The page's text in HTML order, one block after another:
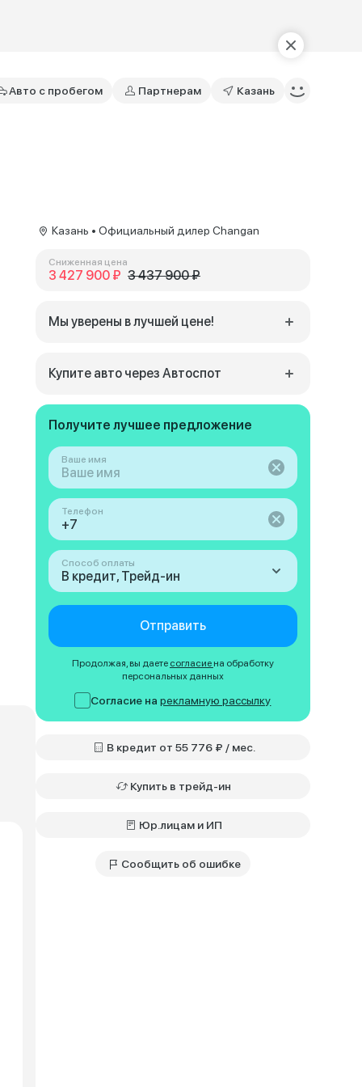
Авто с пробегом Партнерам Казань
Казань • Официальный дилер Changan
Сниженная цена
3 427 900 ₽ 3 437 900 ₽
Мы уверены в лучшей цене!
Купите авто через Автоспот
Получите лучшее предложение
Ваше имя
Телефон
Способ оплаты
В кредит, Трейд-ин
Отправить
Продолжая, вы даете согласие на обработку
персональных данных
Согласие нарекламную рассылку
В кредит от 55 776 ₽ / мес.
Купить в трейд-ин
Юр.лицам и ИП
Сообщить об ошибке